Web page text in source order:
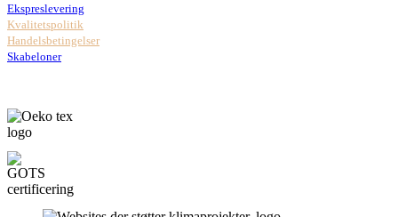
Ekspreslevering
Kvalitetspolitik
Handelsbetingelser
Skabeloner